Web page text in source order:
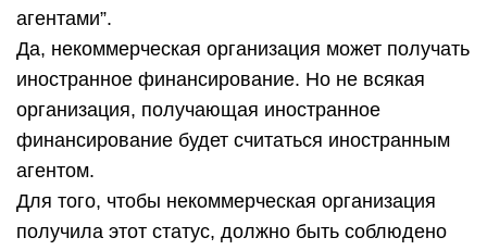
агентами”.
Да, некоммерческая организация может получать
иностранное финансирование. Но не всякая
организация, получающая иностранное
финансирование будет считаться иностранным
агентом.
Для того, чтобы некоммерческая организация
получила этот статус, должно быть соблюдено